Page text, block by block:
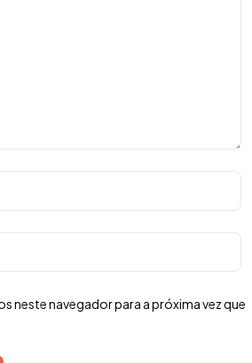
neste navegador para a próxima vez que
uma